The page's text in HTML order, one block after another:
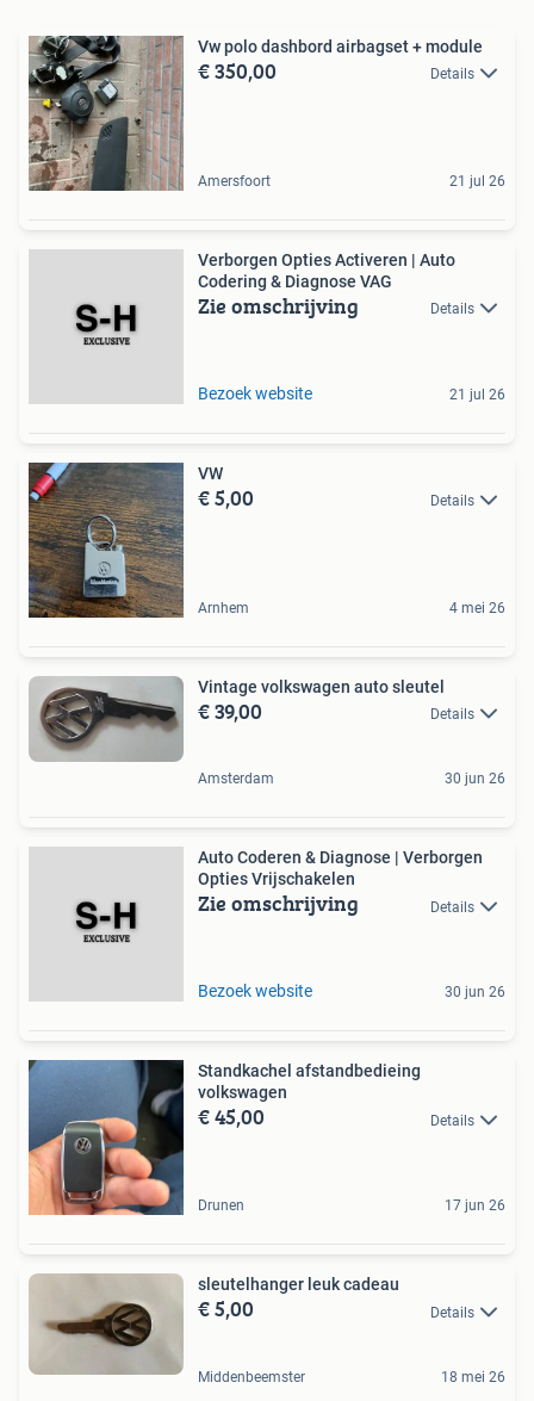
Vw polo dashbord airbagset + module
€ 350,00 Details
Amersfoort 21 jul 26
Verborgen Opties Activeren | Auto
Codering & Diagnose VAG
Zie omschrijving Details
Bezoek website 21 jul 26
VW
€ 5,00 Details
Arnhem 4 mei 26
Vintage volkswagen auto sleutel
€ 39,00 Details
Amsterdam 30 jun 26
Auto Coderen & Diagnose | Verborgen
Opties Vrijschakelen
Zie omschrijving Details
Bezoek website 30 jun 26
Standkachel afstandbedieing
volkswagen
€ 45,00 Details
Drunen 17 jun 26
sleutelhanger leuk cadeau
€ 5,00 Details
Middenbeemster 18 mei 26